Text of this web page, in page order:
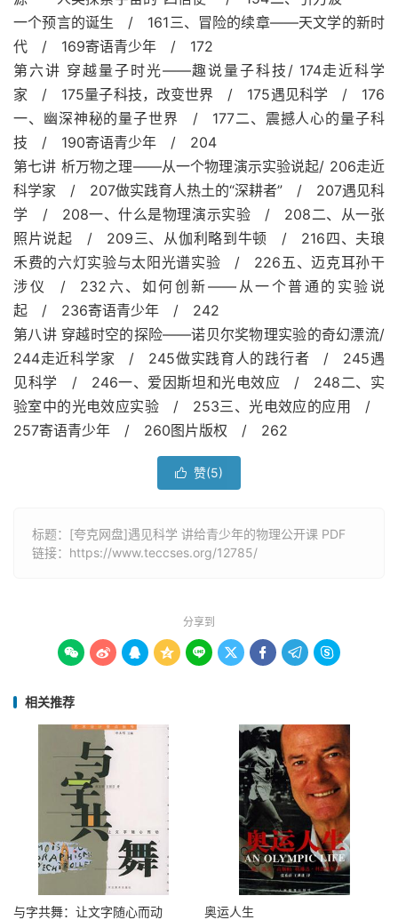
一个预言的诞生 / 161三、冒险的续章——天文学的新时
代 / 169寄语青少年 / 172
第六讲 穿越量子时光——趣说量子科技/ 174走近科学
家 / 175量子科技，改变世界 / 175遇见科学 / 176
一、幽深神秘的量子世界 / 177二、震撼人心的量子科
技 / 190寄语青少年 / 204
第七讲 析万物之理——从一个物理演示实验说起/ 206走近
科学家 / 207做实践育人热土的“深耕者” / 207遇见科
学 / 208一、什么是物理演示实验 / 208二、从一张
照片说起 / 209三、从伽利略到牛顿 / 216四、夫琅
禾费的六灯实验与太阳光谱实验 / 226五、迈克耳孙干
涉仪 / 232六、如何创新——从一个普通的实验说
起 / 236寄语青少年 / 242
第八讲 穿越时空的探险——诺贝尔奖物理实验的奇幻漂流/
244走近科学家 / 245做实践育人的践行者 / 245遇
见科学 / 246一、爱因斯坦和光电效应 / 248二、实
验室中的光电效应实验 / 253三、光电效应的应用 /
257寄语青少年 / 260图片版权 / 262
 赞(5)
标题：[夸克网盘]遇见科学 讲给青少年的物理公开课 PDF
链接： https://www.teccses.org/12785/
分享到
        
相关推荐
与字共舞：让文字随心而动 奥运人生